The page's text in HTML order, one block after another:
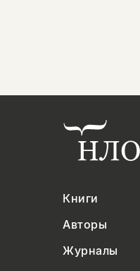
Книги
Авторы
Журналы